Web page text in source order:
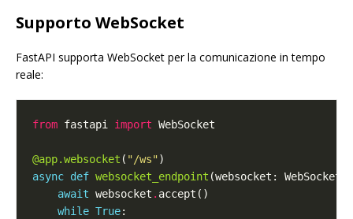
Supporto WebSocket
FastAPI supporta WebSocket per la comunicazione in tempo
reale:
from fastapi import
@app.websocket ( "/ws"
async def websocket_endpoint
await websocket .
while True